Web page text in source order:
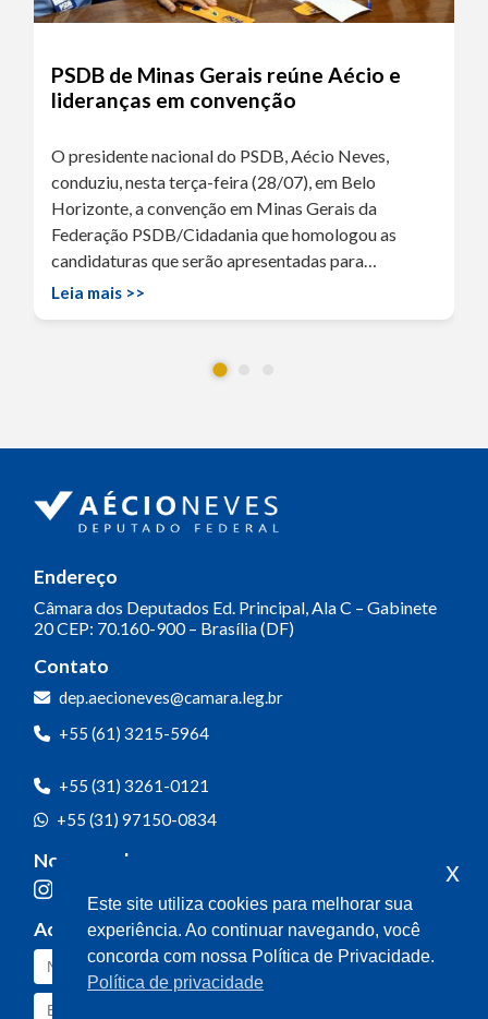
PSDB de Minas Gerais reúne Aécio e
lideranças em convenção
O presidente nacional do PSDB, Aécio Neves,
conduziu, nesta terça-feira (28/07), em Belo
Horizonte, a convenção em Minas Gerais da
Federação PSDB/Cidadania que homologou as
candidaturas que serão apresentadas para…
Leia mais >>
Endereço
Câmara dos Deputados Ed. Principal, Ala C – Gabinete
20CEP: 70.160-900 – Brasília (DF)
Contato
dep.aecioneves@camara.leg.br
+55 (61) 3215-5964
+55 (31) 3261-0121
+55 (31) 97150-0834
Nossas redes
Acompanhe o meu mandato
Este site utiliza cookies para melhorar sua
experiência. Ao continuar navegando, você
concorda com nossa Política de Privacidade.
Política de privacidade
x